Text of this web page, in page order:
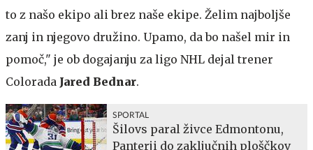
to z našo ekipo ali brez naše ekipe. Želim najboljše
zanj in njegovo družino. Upamo, da bo našel mir in
pomoč," je ob dogajanju za ligo NHL dejal trener
Colorada Jared Bednar.
SPORTAL
Šilovs paral živce Edmontonu,
Panterji do zaključnih ploščkov